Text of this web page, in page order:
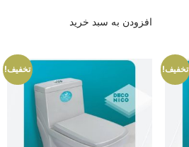
افزودن به سبد خرید
تخفیف! تخفیف!